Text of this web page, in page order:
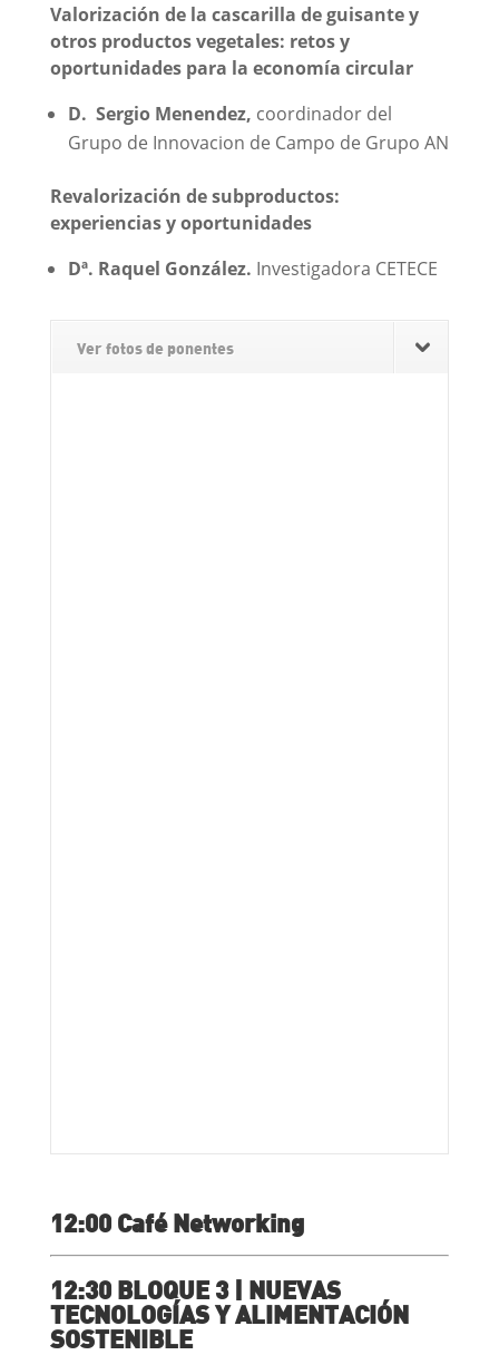
Valorización de la cascarilla de guisante y
otros productos vegetales: retos y
oportunidades para la economía circular
D. Sergio Menendez, coordinador del
Grupo de Innovacion de Campo de Grupo AN
Revalorización de subproductos:
experiencias y oportunidades
Dª. Raquel González. Investigadora CETECE
Ver fotos de ponentes
12:00 Café Networking
12:30 BLOQUE 3 | NUEVAS
TECNOLOGÍAS Y ALIMENTACIÓN
SOSTENIBLE